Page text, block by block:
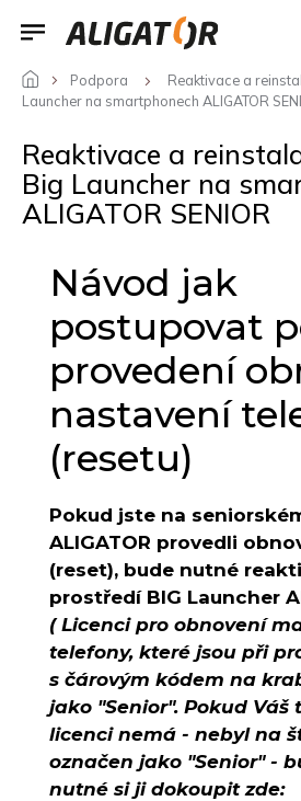
Přejít
Podpora
Reaktivace a
Launcher na smartphonech ALIGATOR
Reaktivace a
Big Launcher na
ALIGATOR SENIOR
Návod jak
postupovat
provedení
nastavení
(resetu)
Pokud jste na
ALIGATOR provedli
(reset), bude nutné
prostředí BIG Launcher
( Licenci pro obnovení
telefony, které jsou při
s čárovým kódem na
jako "Senior". Pokud
licenci nemá - nebyl na
označen jako "Senior" -
nutné si ji dokoupit zde: